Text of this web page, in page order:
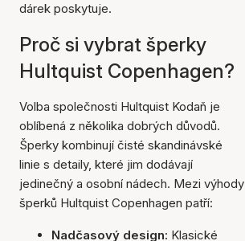
dárek poskytuje.
Proč si vybrat šperky
Hultquist Copenhagen?
Volba společnosti Hultquist Kodaň je
oblíbená z několika dobrých důvodů.
Šperky kombinují čisté skandinávské
linie s detaily, které jim dodávají
jedinečný a osobní nádech. Mezi výhody
šperků Hultquist Copenhagen patří:
Nadčasový design: Klasické